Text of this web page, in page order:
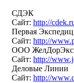
СДЭК
Сайт: http://
Первая
Сайт: http://
ООО
Сайт: http://
Деловые Линии
Сайт: http://